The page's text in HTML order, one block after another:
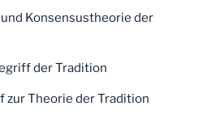
Konsensustheorie der
der Tradition
zur Theorie der Tradition